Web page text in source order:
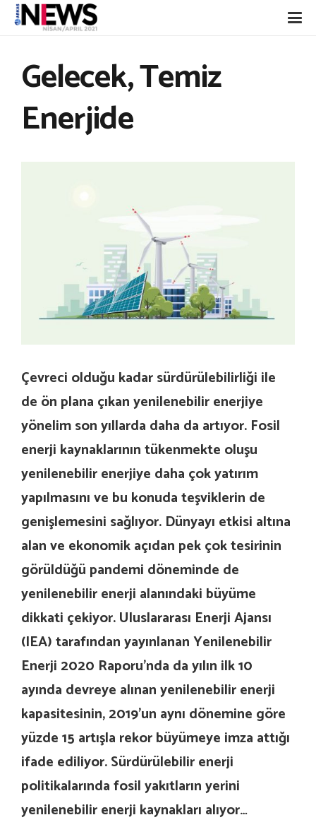
Gelecek, Temiz
Enerjide
Çevreci olduğu kadar sürdürülebilirliği ile
de ön plana çıkan yenilenebilir enerjiye
yönelim son yıllarda daha da artıyor. Fosil
enerji kaynaklarının tükenmekte oluşu
yenilenebilir enerjiye daha çok yatırım
yapılmasını ve bu konuda teşviklerin de
genişlemesini sağlıyor. Dünyayı etkisi altına
alan ve ekonomik açıdan pek çok tesirinin
görüldüğü pandemi döneminde de
yenilenebilir enerji alanındaki büyüme
dikkati çekiyor. Uluslararası Enerji Ajansı
(IEA) tarafından yayınlanan Yenilenebilir
Enerji 2020 Raporu’nda da yılın ilk 10
ayında devreye alınan yenilenebilir enerji
kapasitesinin, 2019’un aynı dönemine göre
yüzde 15 artışla rekor büyümeye imza attığı
ifade ediliyor. Sürdürülebilir enerji
politikalarında fosil yakıtların yerini
yenilenebilir enerji kaynakları alıyor…